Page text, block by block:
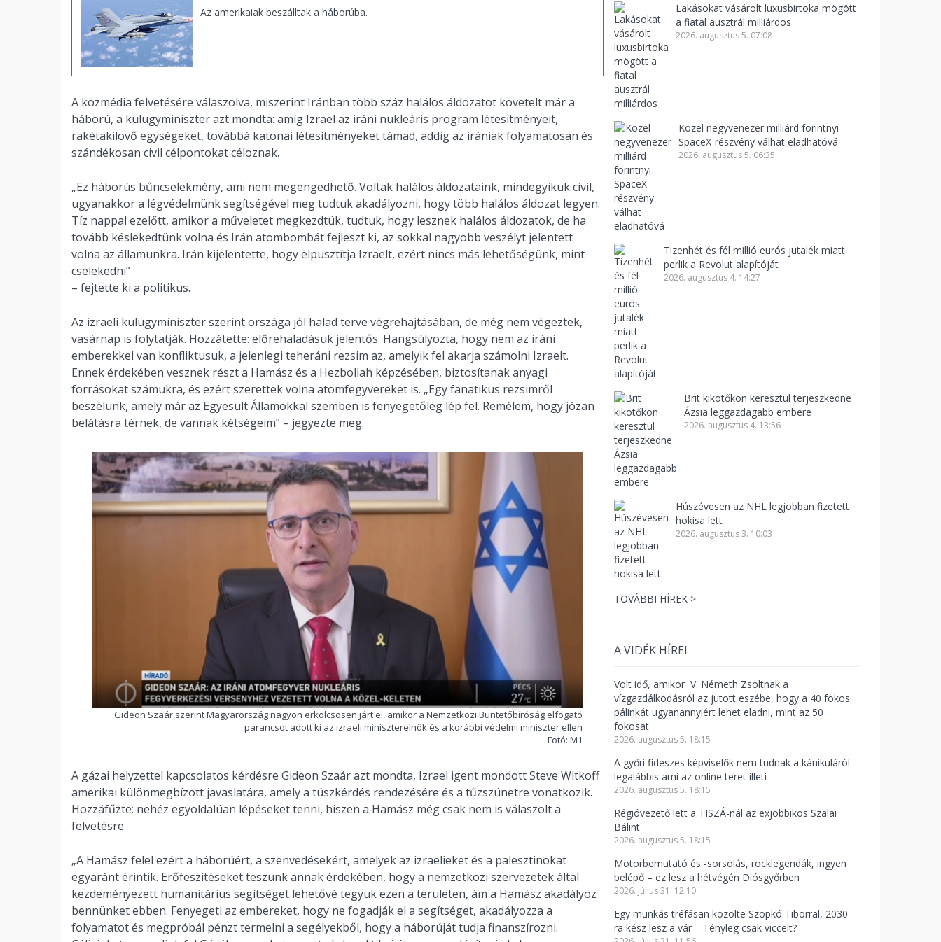
Az amerikaiak beszálltak a háborúba.
A közmédia felvetésére válaszolva, miszerint Iránban több száz halálos áldozatot követelt már a
háború, a külügyminiszter azt mondta: amíg Izrael az iráni nukleáris program létesítményeit,
rakétakilövő egységeket, továbbá katonai létesítményeket támad, addig az irániak folyamatosan és
szándékosan civil célpontokat céloznak.
„Ez háborús bűncselekmény, ami nem megengedhető. Voltak halálos áldozataink, mindegyikük civil,
ugyanakkor a légvédelmünk segítségével meg tudtuk akadályozni, hogy több halálos áldozat legyen.
Tíz nappal ezelőtt, amikor a műveletet megkezdtük, tudtuk, hogy lesznek halálos áldozatok, de ha
tovább késlekedtünk volna és Irán atombombát fejleszt ki, az sokkal nagyobb veszélyt jelentett
volna az államunkra. Irán kijelentette, hogy elpusztítja Izraelt, ezért nincs más lehetőségünk, mint
cselekedni”
– fejtette ki a politikus.
Az izraeli külügyminiszter szerint országa jól halad terve végrehajtásában, de még nem végeztek,
vasárnap is folytatják. Hozzátette: előrehaladásuk jelentős. Hangsúlyozta, hogy nem az iráni
emberekkel van konfliktusuk, a jelenlegi teheráni rezsim az, amelyik fel akarja számolni Izraelt.
Ennek érdekében vesznek részt a Hamász és a Hezbollah képzésében, biztosítanak anyagi
forrásokat számukra, és ezért szerettek volna atomfegyvereket is. „Egy fanatikus rezsimről
beszélünk, amely már az Egyesült Államokkal szemben is fenyegetőleg lép fel. Remélem, hogy józan
belátásra térnek, de vannak kétségeim” – jegyezte meg.
Gideon Szaár szerint Magyarország nagyon erkölcsösen járt el, amikor a Nemzetközi Büntetőbíróság elfogató
parancsot adott ki az izraeli miniszterelnök és a korábbi védelmi miniszter ellen
Fotó: M1
A gázai helyzettel kapcsolatos kérdésre Gideon Szaár azt mondta, Izrael igent mondott Steve Witkoff
amerikai különmegbízott javaslatára, amely a túszkérdés rendezésére és a tűzszünetre vonatkozik.
Hozzáfűzte: nehéz egyoldalúan lépéseket tenni, hiszen a Hamász még csak nem is válaszolt a
felvetésre.
„A Hamász felel ezért a háborúért, a szenvedésekért, amelyek az izraelieket és a palesztinokat
egyaránt érintik. Erőfeszítéseket teszünk annak érdekében, hogy a nemzetközi szervezetek által
kezdeményezett humanitárius segítséget lehetővé tegyük ezen a területen, ám a Hamász akadályoz
bennünket ebben. Fenyegeti az embereket, hogy ne fogadják el a segítséget, akadályozza a
folyamatot és megpróbál pénzt termelni a segélyekből, hogy a háborúját tudja finanszírozni.
Lakásokat vásárolt luxusbirtoka mögött
a fiatal ausztrál milliárdos
2026. augusztus 5. 07:08
Közel negyvenezer milliárd forintnyi
SpaceX-részvény válhat eladhatóvá
2026. augusztus 5. 06:35
Tizenhét és fél millió eurós jutalék miatt
perlik a Revolut alapítóját
2026. augusztus 4. 14:27
Brit kikötőkön keresztül terjeszkedne
Ázsia leggazdagabb embere
2026. augusztus 4. 13:56
Húszévesen az NHL legjobban fizetett
hokisa lett
2026. augusztus 3. 10:03
TOVÁBBI HÍREK >
A VIDÉK HÍREI
Volt idő, amikor V. Németh Zsoltnak a
vízgazdálkodásról az jutott eszébe, hogy a 40 fokos
pálinkát ugyanannyiért lehet eladni, mint az 50
fokosat
2026. augusztus 5. 18:15
A győri fideszes képviselők nem tudnak a kánikuláról -
legalábbis ami az online teret illeti
2026. augusztus 5. 18:15
Régióvezető lett a TISZÁ-nál az exjobbikos Szalai
Bálint
2026. augusztus 5. 18:15
Motorbemutató és -sorsolás, rocklegendák, ingyen
belépő – ez lesz a hétvégén Diósgyőrben
2026. július 31. 12:10
Egy munkás tréfásan közölte Szopkó Tiborral, 2030-
ra kész lesz a vár – Tényleg csak viccelt?